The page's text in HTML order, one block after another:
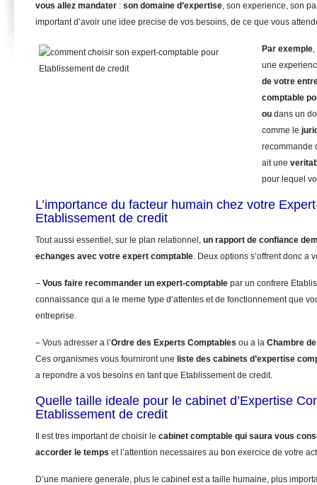
vous allez mandater : son domaine d’expertise, son experience, son
important d’avoir une idee precise de vos besoins, de ce que vous
Par exemple
une
de votre
comptable
ou dans un
comme le
recommande
ait une
pour lequel
L’importance du facteur humain chez votre
Etablissement de credit
Tout aussi essentiel, sur le plan relationnel, un rapport de confiance
echanges avec votre expert comptable. Deux options s’offrent donc a
– Vous faire recommander un expert-comptable par un confrere
connaissance qui a le meme type d’attentes et de fonctionnement que
entreprise.
– Vous adresser a l’Ordre des Experts Comptables ou a la Chambre
Ces organismes vous fourniront une liste des cabinets d’expertise
a repondre a vos besoins en tant que Etablissement de credit.
Quelle taille ideale pour le cabinet d’Expertise
Etablissement de credit
Il est tres important de choisir le cabinet comptable qui saura vous
accorder le temps et l’attention necessaires au bon exercice de votre
D’une maniere generale, plus le cabinet est a taille humaine, plus